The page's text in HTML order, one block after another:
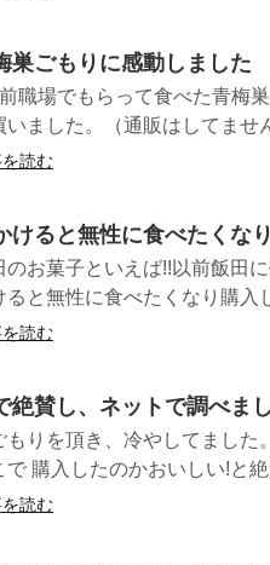
巣ごもりに感動しました
職場でもらって食べた青梅
いました。（通販はしてませ
読む
けると無性に食べたくな
のお菓子といえば!!以前飯田
ると無性に食べたくなり購入
読む
絶賛し、ネットで調べま
もりを頂き、冷やしてました
で 購入したのかおいしい!と
読む